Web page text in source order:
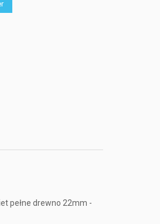
pełne drewno 22mm -